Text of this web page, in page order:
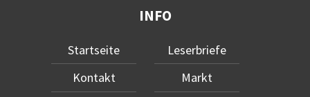
INFO
Startseite
Kontakt
Leserbriefe
Markt